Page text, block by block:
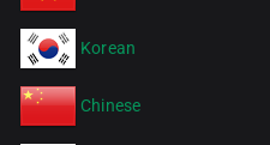
Korean
Chinese